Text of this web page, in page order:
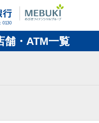
0130
舗・ATM一覧